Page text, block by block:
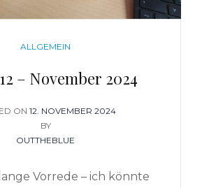
CATEGORIES
ALLGEMEIN
– November 2024
ON POSTED
ON
12. NOVEMBER 2024
BY
OUTTHEBLUE
Vorrede – ich könnte